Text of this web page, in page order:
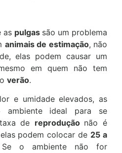
as pulgas são um problema
animais de estimação, não
elas podem causar um
em quem não tem
verão.
e umidade elevados, as
ambiente ideal para se
de reprodução não é
podem colocar de 25 a
o ambiente não for